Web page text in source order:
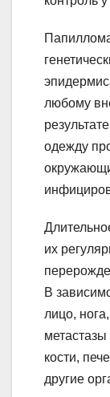
любому
одежду
их
В
лицо,
метастазы
кости,
другие